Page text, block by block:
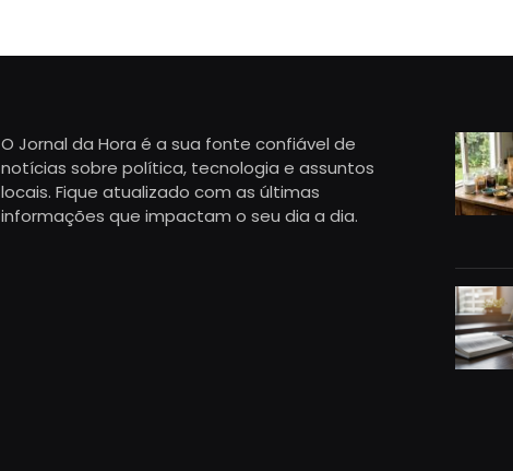
O Jornal da Hora é a sua fonte confiável de
notícias sobre política, tecnologia e assuntos
locais. Fique atualizado com as últimas
informações que impactam o seu dia a dia.